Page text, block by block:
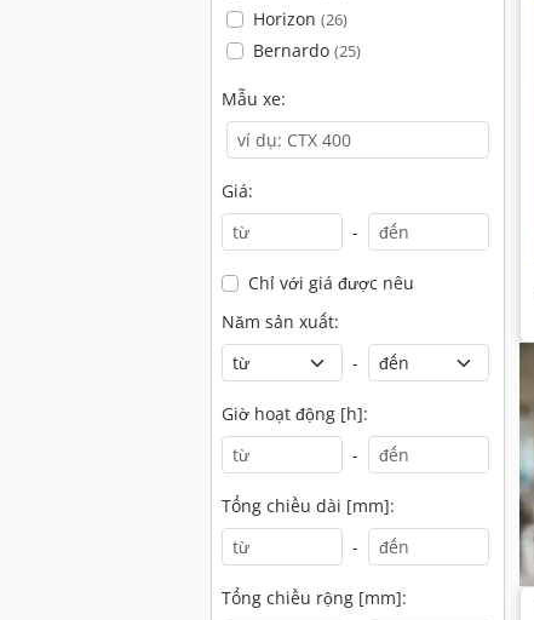
Horizon (26)
Bernardo (25)
Mẫu xe:
Giá:
-
Chỉ với giá được nêu
Năm sản xuất:
-
Giờ hoạt động [h]:
-
Tổng chiều dài [mm]:
-
Tổng chiều rộng [mm]: